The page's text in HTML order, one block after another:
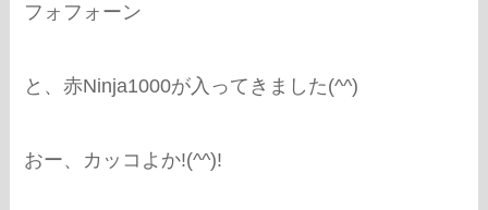
フォフォーン
と、赤Ninja1000が入ってきました(^^)
おー、カッコよか!(^^)!